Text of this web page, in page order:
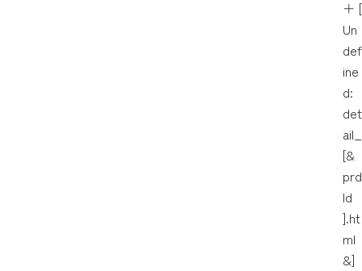
＋ [
Un
def
ine
d:
det
ail_
[&
prd
Id
].ht
ml
&]